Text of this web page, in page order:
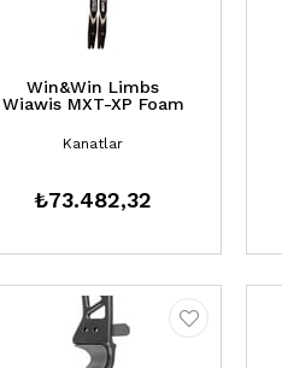
Win&Win Limbs
Wiawis MXT-XP Foam
Kanatlar
₺73.482,32